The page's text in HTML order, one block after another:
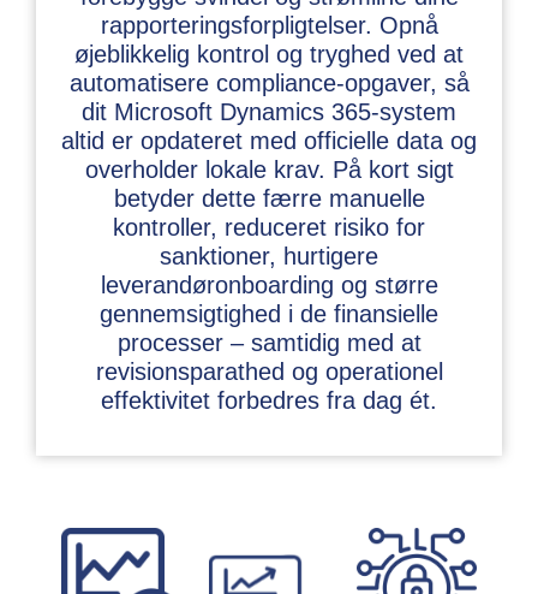
rapporteringsforpligtelser. Opnå
øjeblikkelig kontrol og tryghed ved at
automatisere compliance-opgaver, så
dit Microsoft Dynamics 365-system
altid er opdateret med officielle data og
overholder lokale krav. På kort sigt
betyder dette færre manuelle
kontroller, reduceret risiko for
sanktioner, hurtigere
leverandøronboarding og større
gennemsigtighed i de finansielle
processer – samtidig med at
revisionsparathed og operationel
effektivitet forbedres fra dag ét.